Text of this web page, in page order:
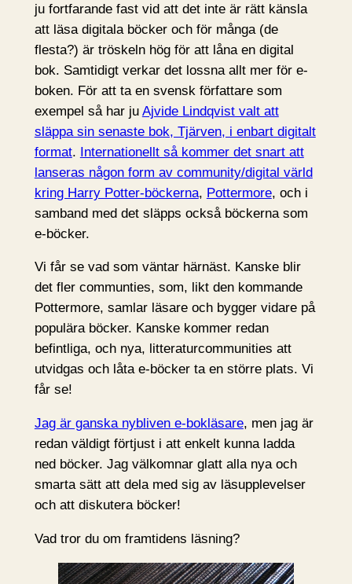
ju fortfarande fast vid att det inte är rätt känsla
att läsa digitala böcker och för många (de
flesta?) är tröskeln hög för att låna en digital
bok. Samtidigt verkar det lossna allt mer för e-
boken. För att ta en svensk författare som
exempel så har ju Ajvide Lindqvist valt att
släppa sin senaste bok, Tjärven, i enbart digitalt
format. Internationellt så kommer det snart att
lanseras någon form av community/digital värld
kring Harry Potter-böckerna, Pottermore, och i
samband med det släpps också böckerna som
e-böcker.
Vi får se vad som väntar härnäst. Kanske blir
det fler communties, som, likt den kommande
Pottermore, samlar läsare och bygger vidare på
populära böcker. Kanske kommer redan
befintliga, och nya, litteraturcommunities att
utvidgas och låta e-böcker ta en större plats. Vi
får se!
Jag är ganska nybliven e-bokläsare, men jag är
redan väldigt förtjust i att enkelt kunna ladda
ned böcker. Jag välkomnar glatt alla nya och
smarta sätt att dela med sig av läsupplevelser
och att diskutera böcker!
Vad tror du om framtidens läsning?